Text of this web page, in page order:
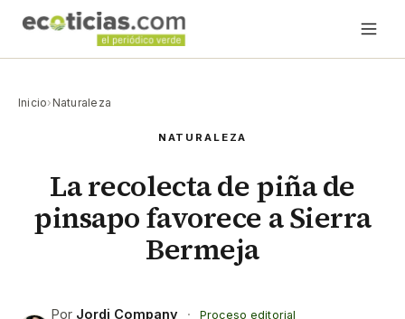
Inicio› Naturaleza
NATURALEZA
La recolecta de piña de
pinsapo favorece a Sierra
Bermeja
Por Jordi Company ·
Proceso editorial